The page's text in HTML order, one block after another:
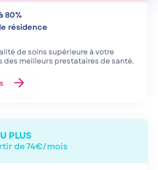
80%
résidence
de soins supérieure à votre
des meilleurs prestataires de santé.
arrow_forward
PLUS
de 74€/mois